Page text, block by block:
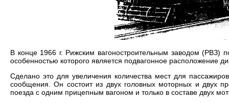
В конце 1966 г. Рижским вагоностроительным заводом (РВЗ)
особенностью которого является подвагонное расположение
Сделано это для увеличения количества мест для
сообщения. Он состоит из двух головных моторных и двух
поезда с одним прицепным вагоном и только в составе двух